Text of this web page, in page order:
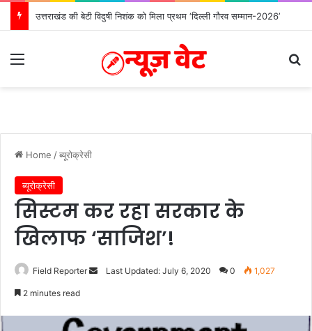
मुख्यमंत्री ने हर घर तिरंगा यात्रा कार्यक्रम में किया प्रतिभाग
Menu
Home /ब्यूरोक्रेसी
ब्यूरोक्रेसी
सिस्टम कर रहा सरकार के
खिलाफ ‘साजिश’!
Field Reporter
SendLast Updated: July 6, 2020 0 1,027
2 minutes read